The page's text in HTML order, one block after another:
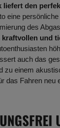
liefert den
eine
des
kraftvollen und
auch das
zu einem
das Fahren neu